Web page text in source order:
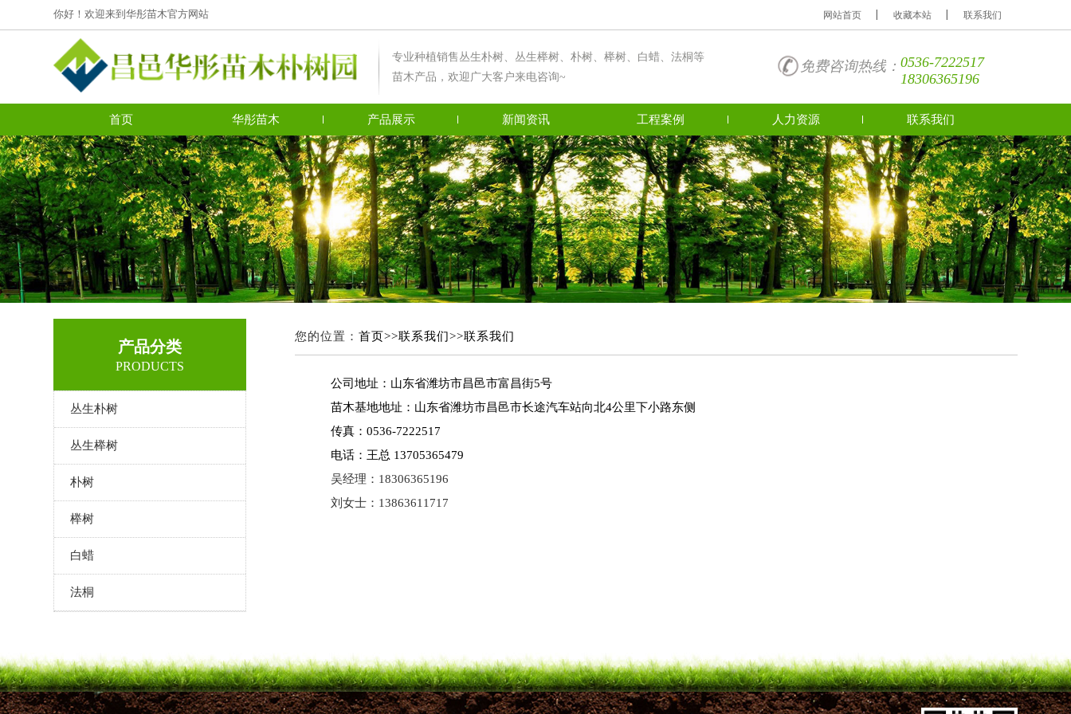
你好！欢迎来到华彤苗木官方网站 网站首页 收藏本站 联系我们
专业种植销售丛生朴树、丛生榉树、朴树、榉树、白蜡、法桐等
苗木产品，欢迎广大客户来电咨询~
免费咨询热线：0536-7222517
18306365196
首页 华彤苗木 产品展示 新闻资讯 工程案例 人力资源 联系我们
产品分类
PRODUCTS
丛生朴树
丛生榉树
朴树
榉树
白蜡
法桐
您的位置： 首页>>联系我们>>联系我们
公司地址：山东省潍坊市昌邑市富昌街5号
苗木基地地址：山东省潍坊市昌邑市长途汽车站向北4公里下小路东侧
传真：0536-7222517
电话：王总 13705365479
吴经理：18306365196
刘女士：13863611717